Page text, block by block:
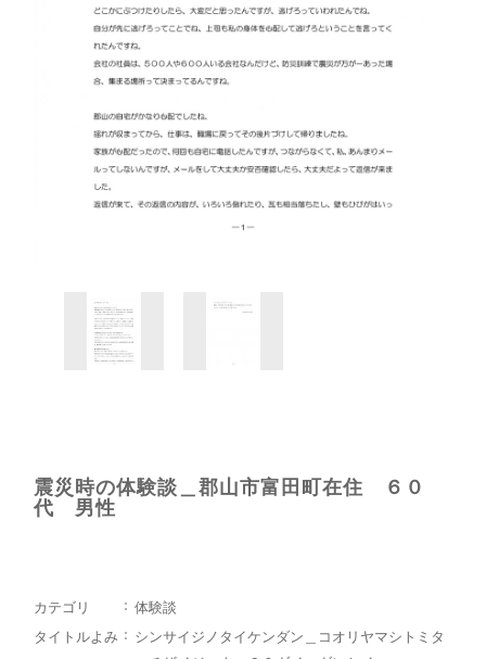
震災時の体験談＿郡山市富田町在住 ６０
代 男性
カテゴリ
体験談
タイトルよみ
シンサイジノタイケンダン＿コオリヤマシトミタ